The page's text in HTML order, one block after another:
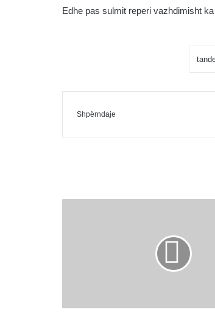
Edhe pas sulmit reperi vazhdimisht
Shpërndaje
RTK-